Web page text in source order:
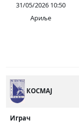
31/05/2026 10:50
Ариље
КОСМАЈ
Играч